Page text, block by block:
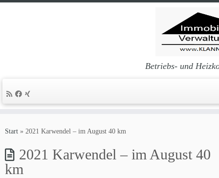
Inhalt
Betriebs- und
Start » 2021 Karwendel – im August 40 km
2021 Karwendel – im August 40
km